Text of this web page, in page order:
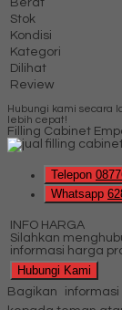
Stok
Kondisi
Kategori
Dilihat
Review
Hubungi kami secara
lebih cepat!
Filling Cabinet
Telepon
Whatsapp
INFO HARGA
Silahkan
informasi harga
Hubungi Kami
Bagikan